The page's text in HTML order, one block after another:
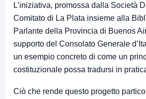
L’iniziativa, promossa dalla Società
Comitato di La Plata insieme alla
Parlante della Provincia di Buenos
supporto del Consolato Generale
un esempio concreto di come un
costituzionale possa tradursi in
Ciò che rende questo progetto